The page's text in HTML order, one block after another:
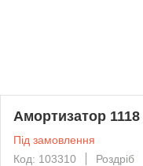
Амортизатор 1118
Під замовлення
Код: 103310
Роздріб